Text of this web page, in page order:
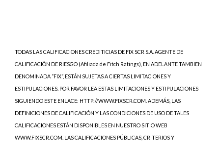
TODAS LAS CALIFICACIONES CREDITICIAS DE FIX SCR S.A. AGENTE DE
CALIFICACIÒN DE RIESGO (Afiliada de Fitch Ratings), EN ADELANTE TAMBIEN
DENOMINADA “FIX”, ESTÁN SUJETAS A CIERTAS LIMITACIONES Y
ESTIPULACIONES. POR FAVOR LEA ESTAS LIMITACIONES Y ESTIPULACIONES
SIGUIENDO ESTE ENLACE: HTTP://WWW.FIXSCR.COM. ADEMÁS, LAS
DEFINICIONES DE CALIFICACIÓN Y LAS CONDICIONES DE USO DE TALES
CALIFICACIONES ESTÁN DISPONIBLES EN NUESTRO SITIO WEB
WWW.FIXSCR.COM. LAS CALIFICACIONES PÚBLICAS, CRITERIOS Y